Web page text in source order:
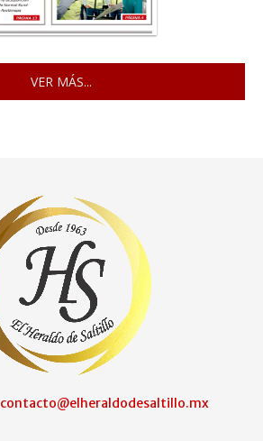
VER MÁS...
contacto@elheraldodesaltillo.mx